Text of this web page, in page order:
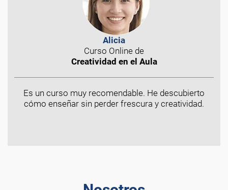
Alicia
Curso Online de
Creatividad en el Aula
Es un curso muy recomendable. He descubierto
cómo enseñar sin perder frescura y creatividad.